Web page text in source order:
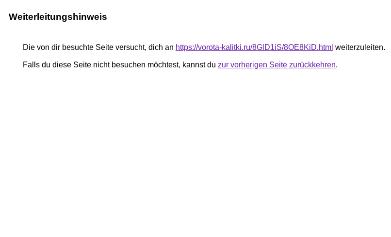
Weiterleitungshinweis
Die von dir besuchte Seite versucht, dich an https://vorota-kalitki.ru/8GlD1iS/8OE8KiD.html weiterzuleiten.
Falls du diese Seite nicht besuchen möchtest, kannst du zur vorherigen Seite zurückkehren.